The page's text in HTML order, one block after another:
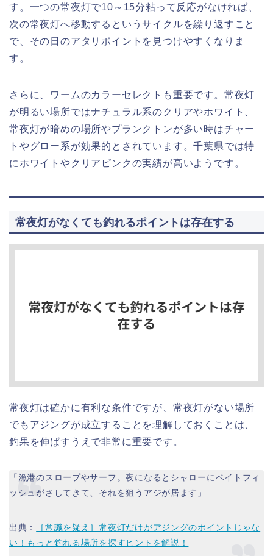
す。一つの常夜灯で10～15分粘って反応がなければ、
次の常夜灯へ移動するというサイクルを繰り返すこと
で、その日のアタリポイントを見つけやすくなりま
す。
さらに、ワームのカラーセレクトも重要です。常夜灯
が明るい場所ではナチュラル系のクリアやホワイト、
常夜灯が暗めの場所やプランクトンが多い時はチャー
トやグロー系が効果的とされています。千葉県では特
にホワイトやクリアピンクの実績が高いようです。
常夜灯がなくても釣れるポイントは存在する
常夜灯は確かに有利な条件ですが、常夜灯がない場所
でもアジングが成立することを理解しておくことは、
釣果を伸ばすうえで非常に重要です。
「漁港のスロープやサーフ。夜になるとシャローにベイトフィ
ッシュがさしてきて、それを狙うアジが居ます」
出典：
［常識を疑え］常夜灯だけがアジングのポイントじゃな
い！もっと釣れる場所を探すヒントを解説！